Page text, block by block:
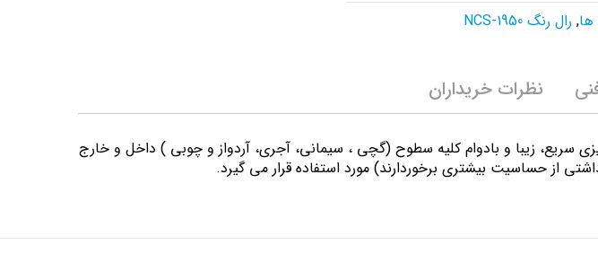
ها, رال رنگ NCS-1950
سریع، زیبا و بادوام کلیه سطوح (گچی ، سیمانی، آجری، آردواز و چوبی ) داخل و خارج
نظرات خریداران